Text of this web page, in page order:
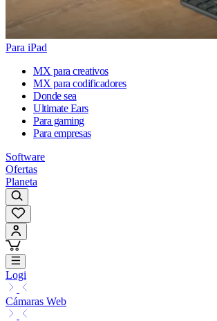
Para iPad
MX para creativos
MX para codificadores
Donde sea
Ultimate Ears
Para gaming
Para empresas
Software
Ofertas
Planeta
Logi
Cámaras Web